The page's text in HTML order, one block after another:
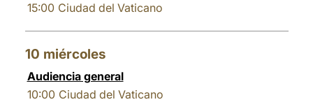
15:00 Ciudad del Vaticano
10 miércoles
Audiencia general
10:00 Ciudad del Vaticano